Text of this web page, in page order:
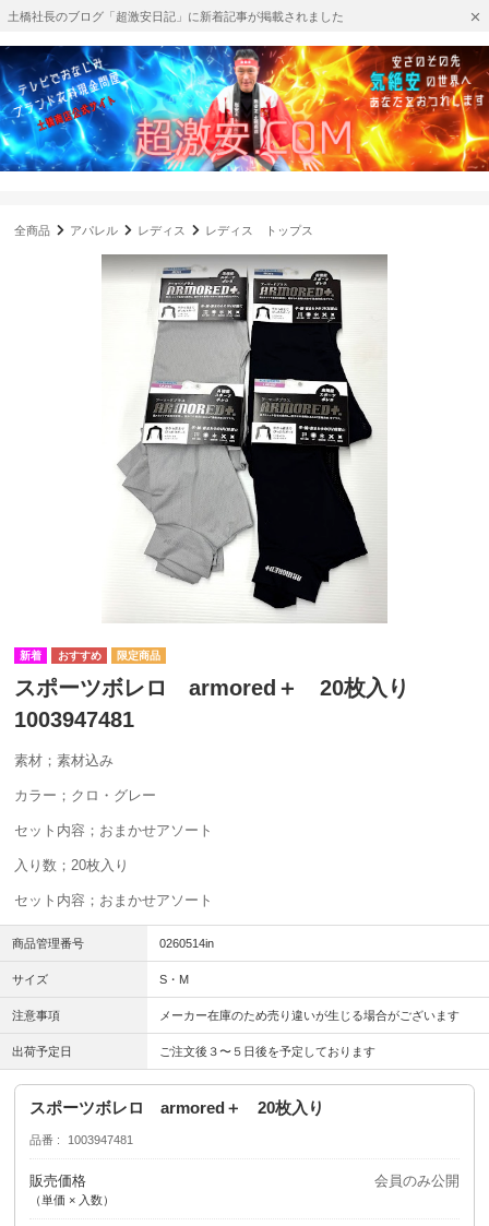
土橋社長のブログ「超激安日記」に新着記事が掲載されました
全商品 アパレル レディス レディス トップス
スポーツボレロ armored＋ 20枚入り
1003947481
素材；素材込み
カラー；クロ・グレー
セット内容；おまかせアソート
入り数；20枚入り
セット内容；おまかせアソート
商品管理番号 0260514in
サイズ S・M
注意事項 メーカー在庫のため売り違いが生じる場合がございます
出荷予定日 ご注文後３〜５日後を予定しております
スポーツボレロ armored＋ 20枚入り
品番 1003947481
販売価格
（単価 × 入数）
会員のみ公開